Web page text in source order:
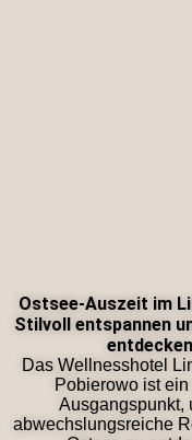
Ostsee-Auszeit im
Stilvoll entspannen
entdecken
Das Wellnesshotel
Pobierowo ist
Ausgangspunkt,
abwechslungsreiche